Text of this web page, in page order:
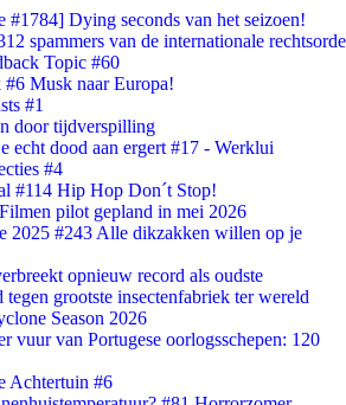
#1784] Dying seconds van het seizoen!
spammers van de internationale rechtsorde
Topic #60
Musk naar Europa!
#1
door tijdverspilling
echt dood aan ergert #17 - Werklui
#4
#114 Hip Hop Don´t Stop!
pilot gepland in mei 2026
2025 #243 Alle dikzakken willen op je
opnieuw record als oudste
grootste insectenfabriek ter wereld
Season 2026
vuur van Portugese oorlogsschepen: 120
Achtertuin #6